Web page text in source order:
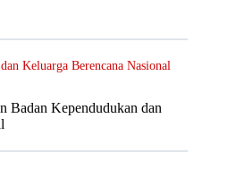
Keluarga Berencana Nasional
Badan Kependudukan dan